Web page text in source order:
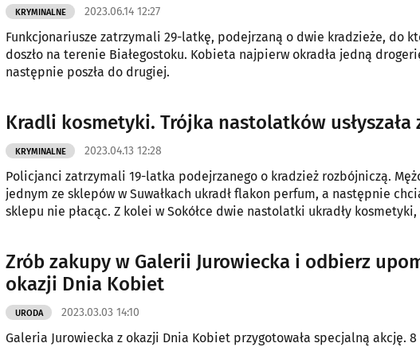
KRYMINALNE 2023.06.14 12:27
Funkcjonariusze zatrzymali 29-latkę, podejrzaną o dwie kradzieże, do
doszło na terenie Białegostoku. Kobieta najpierw okradła jedną
następnie poszła do drugiej.
Kradli kosmetyki. Trójka nastolatków usłyszała
KRYMINALNE 2023.04.13 12:28
Policjanci zatrzymali 19-latka podejrzanego o kradzież rozbójniczą.
jednym ze sklepów w Suwałkach ukradł flakon perfum, a następnie
sklepu nie płacąc. Z kolei w Sokółce dwie nastolatki ukradły
Zrób zakupy w Galerii Jurowiecka i odbierz
okazji Dnia Kobiet
URODA 2023.03.03 14:10
Galeria Jurowiecka z okazji Dnia Kobiet przygotowała specjalną akcję.